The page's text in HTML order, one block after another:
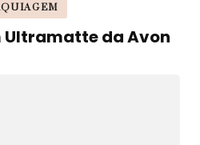
Ultramatte da Avon